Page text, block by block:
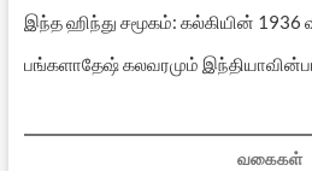
இந்த ஹிந்து சமூகம்: கல்கியின்
பங்களாதேஷ் கலவரமும்
வகைகள்